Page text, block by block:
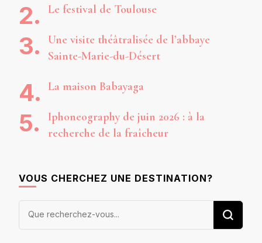
Le festival de Toulouse
Une visite théâtralisée de l’abbaye
Sainte-Marie-du-Désert
La maison Babayaga
Iphoneography de juin 2026 : à la
recherche de la fraîcheur
VOUS CHERCHEZ UNE DESTINATION?
Vous